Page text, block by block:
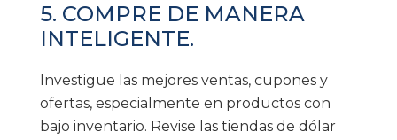
5. COMPRE DE MANERA
INTELIGENTE.
Investigue las mejores ventas, cupones y
ofertas, especialmente en productos con
bajo inventario. Revise las tiendas de dólar